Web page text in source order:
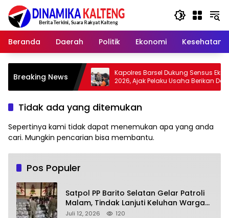
Langsung
konten
Beranda
Daerah Politik Ekonomi Kesehatan
Breaking NewsKapolres Barsel Dukung Sensus Ekonomi
2026, Ajak Pelaku Usaha Berikan Data
yang Jujur
Tidak ada yang ditemukan
Sepertinya kami tidak dapat menemukan apa yang anda
cari. Mungkin pencarian bisa membantu.
Pos Populer
Satpol PP Barito Selatan Gelar Patroli
Malam, Tindak Lanjuti Keluhan Warga
soal Balap Liar dan Remaja Nongkrong
Juli 12, 2026 120